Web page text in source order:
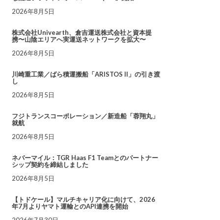
2026年8月5日
株式会社Univearth、倉吉運送株式会社と資本提
携〜山陰エリアへ実運送ネットワークを拡大〜
2026年8月5日
川崎重工業／ばら積運搬船「ARISTOS II」の引き渡
し
2026年8月5日
フジトランスコーポレーション／新造船「蓉翔丸」
就航
2026年8月5日
ネバーマイル：TGR Haas F1 Teamとのパートナー
シップ契約を締結しました
2026年8月5日
【トドケール】マルチキャリア化に向けて、2026
年7月よりヤマト運輸とのAPI連携を開始